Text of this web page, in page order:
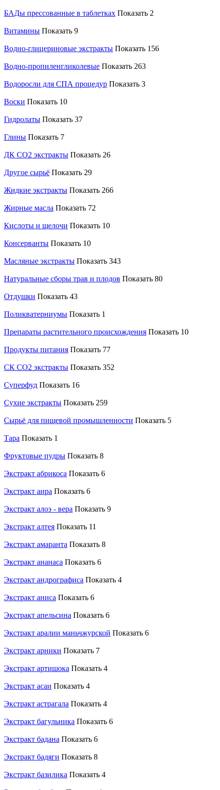
БАДы прессованные в таблетках Показать 2
Витамины Показать 9
Водно-глицериновые экстракты Показать 156
Водно-пропиленгликолевые Показать 263
Водоросли для CПА процедур Показать 3
Воски Показать 10
Гидролаты Показать 37
Глины Показать 7
ДК СО2 экстракты Показать 26
Другое сырьё Показать 29
Жидкие экстракты Показать 266
Жирные масла Показать 72
Кислоты и щелочи Показать 10
Консерванты Показать 10
Масляные экстракты Показать 343
Натуральные сборы трав и плодов Показать 80
Отдушки Показать 43
Поликватерниумы Показать 1
Препараты растительного происхождения Показать 10
Продукты питания Показать 77
СК CO2 экстракты Показать 352
Суперфуд Показать 16
Сухие экстракты Показать 259
Сырьё для пищевой промышленности Показать 5
Тара Показать 1
Фруктовые пудры Показать 8
Экстракт абрикоса Показать 6
Экстракт аира Показать 6
Экстракт алоэ - вера Показать 9
Экстракт алтея Показать 11
Экстракт амаранта Показать 8
Экстракт ананаса Показать 6
Экстракт андрографиса Показать 4
Экстракт аниса Показать 6
Экстракт апельсина Показать 6
Экстракт аралии маньчжурской Показать 6
Экстракт арники Показать 7
Экстракт артишока Показать 4
Экстракт асаи Показать 4
Экстракт астрагала Показать 4
Экстракт багульника Показать 6
Экстракт бадана Показать 6
Экстракт бадяги Показать 8
Экстракт базилика Показать 4